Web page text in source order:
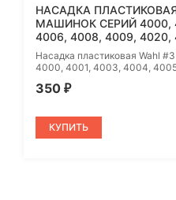
НАСАДКА ПЛАСТИКОВАЯ
МАШИНОК СЕРИЙ 4000,
4006, 4008, 4009,
Насадка пластиковая Wahl
4000, 4001, 4003, 4004,
350 ₽
КУПИТЬ